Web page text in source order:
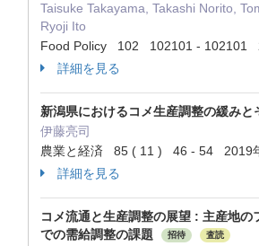
Taisuke Takayama, Takashi Norito,
Ryoji Ito
Food Policy 102 102101 - 102101
詳細を見る
新潟県におけるコメ生産調整の緩みと
伊藤亮司
農業と経済 85 ( 11 ) 46 - 54 2019
詳細を見る
コメ流通と生産調整の展望 : 主産地の
での需給調整の課題
招待 査読